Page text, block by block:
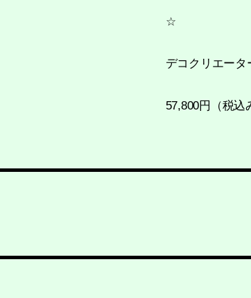
☆
デコクリエー
57,800円（税込